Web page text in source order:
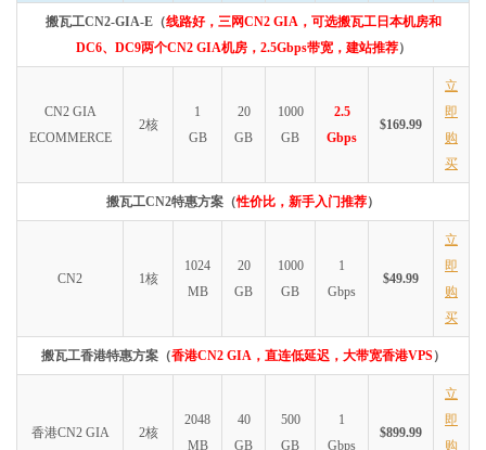
搬瓦工CN2-GIA-E（线路好，三网CN2 GIA，可选搬瓦工日本机房和
DC6、DC9两个CN2 GIA机房，2.5Gbps带宽，建站推荐）
CN2 GIA
ECOMMERCE
2核
1
GB
20
GB
1000
GB
2.5
Gbps
$169.99
立
即
购
买
搬瓦工CN2特惠方案（性价比，新手入门推荐）
CN2 1核
1024
MB
20
GB
1000
GB
1
Gbps
$49.99
立
即
购
买
搬瓦工香港特惠方案（香港CN2 GIA，直连低延迟，大带宽香港VPS）
香港CN2 GIA 2核
2048
MB
40
GB
500
GB
1
Gbps
$899.99
立
即
购